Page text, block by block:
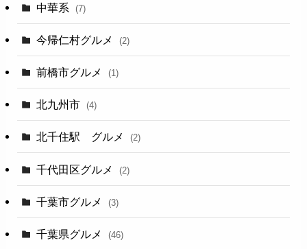
中華系 (7)
今帰仁村グルメ (2)
前橋市グルメ (1)
北九州市 (4)
北千住駅 グルメ (2)
千代田区グルメ (2)
千葉市グルメ (3)
千葉県グルメ (46)